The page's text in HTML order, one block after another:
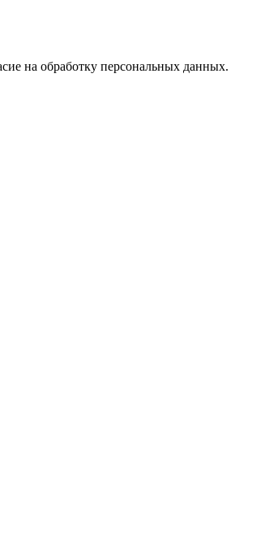
на обработку персональных данных.